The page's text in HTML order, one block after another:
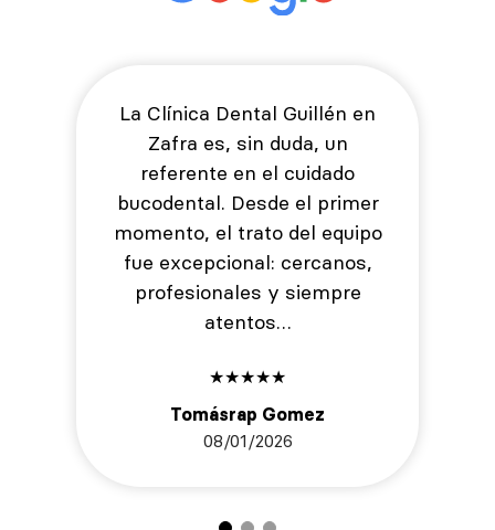
La Clínica Dental Guillén en
Zafra es, sin duda, un
referente en el cuidado
bucodental. Desde el primer
momento, el trato del equipo
fue excepcional: cercanos,
profesionales y siempre
atentos…
★★★★★
Tomásrap Gomez
08/01/2026